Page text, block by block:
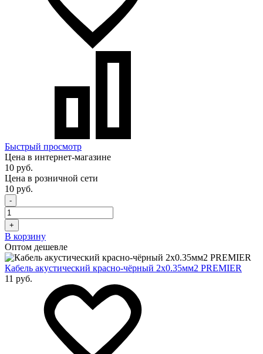
Быстрый просмотр
Цена в интернет-магазине
10 руб.
Цена в розничной сети
10 руб.
-
+
В корзину
Оптом дешевле
Кабель акустический красно-чёрный 2х0.35мм2 PREMIER
11 руб.